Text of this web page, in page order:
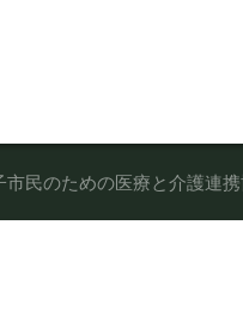
民のための医療と介護連